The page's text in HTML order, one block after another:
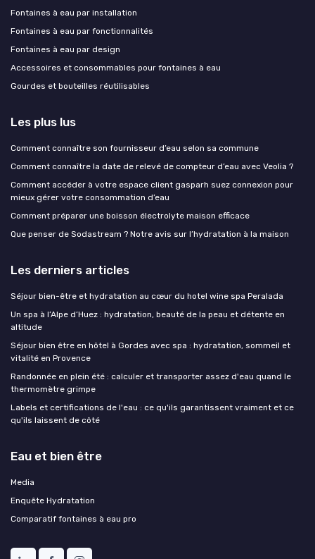
Fontaines à eau par installation
Fontaines à eau par fonctionnalités
Fontaines à eau par design
Accessoires et consommables pour fontaines à eau
Gourdes et bouteilles réutilisables
Les plus lus
Comment connaître son fournisseur d’eau selon sa commune
Comment connaître la date de relevé de compteur d’eau avec Veolia ?
Comment accéder à votre espace client gasparh suez connexion pour
mieux gérer votre consommation d’eau
Comment préparer une boisson électrolyte maison efficace
Que penser de Sodastream ? Notre avis sur l’hydratation à la maison
Les derniers articles
Séjour bien-être et hydratation au cœur du hotel wine spa Peralada
Un spa à l’Alpe d’Huez : hydratation, beauté de la peau et détente en
altitude
Séjour bien être en hôtel à Gordes avec spa : hydratation, sommeil et
vitalité en Provence
Randonnée en plein été : calculer et transporter assez d'eau quand le
thermomètre grimpe
Labels et certifications de l'eau : ce qu'ils garantissent vraiment et ce
qu'ils laissent de côté
Eau et bien être
Media
Enquête Hydratation
Comparatif fontaines à eau pro